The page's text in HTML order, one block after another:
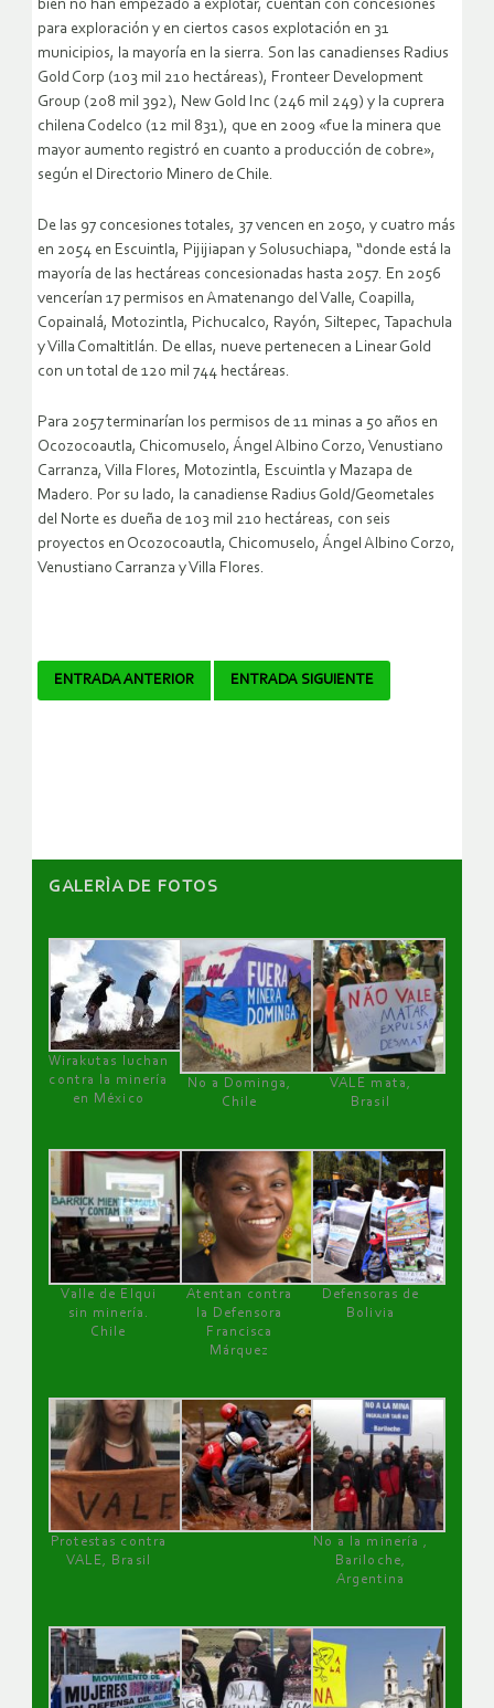
bien no han empezado a explotar, cuentan con concesiones
para exploración y en ciertos casos explotación en 31
municipios, la mayoría en la sierra. Son las canadienses Radius
Gold Corp (103 mil 210 hectáreas), Fronteer Development
Group (208 mil 392), New Gold Inc (246 mil 249) y la cuprera
chilena Codelco (12 mil 831), que en 2009 «fue la minera que
mayor aumento registró en cuanto a producción de cobre»,
según el Directorio Minero de Chile.
De las 97 concesiones totales, 37 vencen en 2050, y cuatro más
en 2054 en Escuintla, Pijijiapan y Solusuchiapa, “donde está la
mayoría de las hectáreas concesionadas hasta 2057. En 2056
vencerían 17 permisos en Amatenango del Valle, Coapilla,
Copainalá, Motozintla, Pichucalco, Rayón, Siltepec, Tapachula
y Villa Comaltitlán. De ellas, nueve pertenecen a Linear Gold
con un total de 120 mil 744 hectáreas.
Para 2057 terminarían los permisos de 11 minas a 50 años en
Ocozocoautla, Chicomuselo, Ángel Albino Corzo, Venustiano
Carranza, Villa Flores, Motozintla, Escuintla y Mazapa de
Madero. Por su lado, la canadiense Radius Gold/Geometales
del Norte es dueña de 103 mil 210 hectáreas, con seis
proyectos en Ocozocoautla, Chicomuselo, Ángel Albino Corzo,
Venustiano Carranza y Villa Flores.
Navegador
ENTRADA ANTERIOR ENTRADA SIGUIENTE
GALERÌA DE FOTOS
Wirakutas luchan
contra la minería
en México
No a Dominga,
Chile
VALE mata,
Brasil
Valle de Elqui
sin minería.
Chile
Atentan contra
la Defensora
Francisca
Márquez
Defensoras de
Bolivia
Protestas contra
VALE, Brasil
No a la minería ,
Bariloche,
Argentina